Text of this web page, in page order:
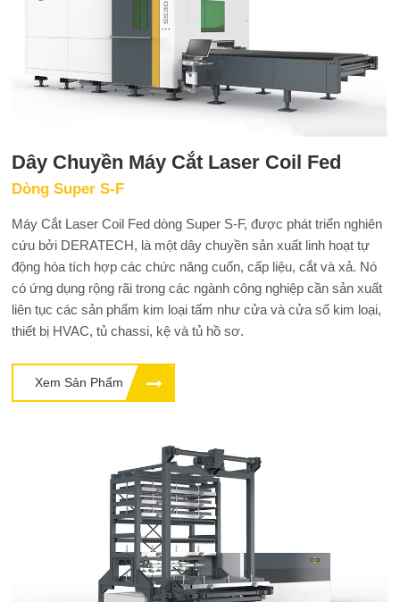
Dây Chuyền Máy Cắt Laser Coil Fed
Dòng Super S-F
Máy Cắt Laser Coil Fed dòng Super S-F, được phát triển nghiên
cứu bởi DERATECH, là một dây chuyền sản xuất linh hoạt tự
động hóa tích hợp các chức năng cuốn, cấp liệu, cắt và xả. Nó
có ứng dụng rộng rãi trong các ngành công nghiệp cần sản xuất
liên tục các sản phẩm kim loại tấm như cửa và cửa sổ kim loại,
thiết bị HVAC, tủ chassi, kệ và tủ hồ sơ.
Xem Sản Phẩm